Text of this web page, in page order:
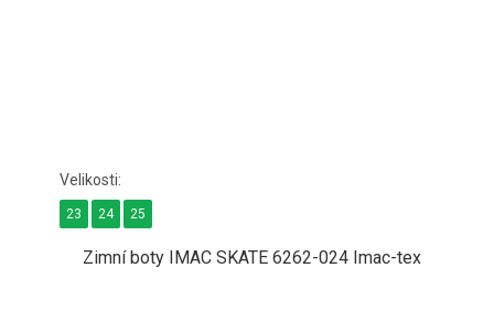
Zimní boty IMAC SKATE 6262-024 Imac-tex
23 24 25